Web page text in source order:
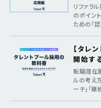
リファラ
のポイン
ための「
【タレ
開始す
転職潜在
ルの考え
ーチ」「